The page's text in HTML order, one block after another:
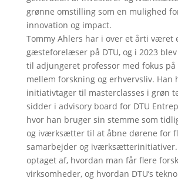
grønne omstilling som en mulighed
innovation og impact.
Tommy Ahlers har i over et årti været
gæsteforelæser på DTU, og i 2023
til adjungeret professor med fokus på
mellem forskning og erhvervsliv. Han
initiativtager til masterclasses i grøn
sidder i advisory board for DTU
hvor han bruger sin stemme som
og iværksætter til at åbne dørene for
samarbejder og
optaget af, hvordan man får flere
virksomheder, og hvordan DTU’s